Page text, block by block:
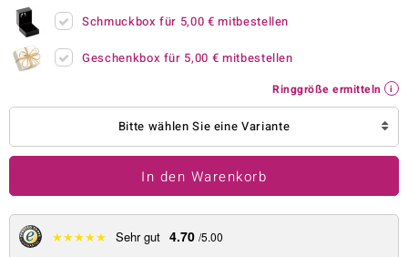
BY DE MELO
Schmuckbox für 5,00 € mitbestellen
Geschenkbox für 5,00 € mitbestellen
Ringgröße ermitteln
Bitte wählen Sie eine Variante
In den Warenkorb
★★★★★ Sehr gut 4.70 /5.00